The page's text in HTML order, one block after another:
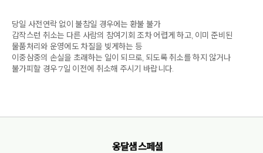
당일 사전연락 없이 불참일 경우에는 환불 불가
갑작스런 취소는 다른 사람의 참여기회 조차 어렵게 하고, 이미 준비된
물품처리와 운영에도 차질을 빚게하는 등
이중삼중의 손실을 초래하는 일이 되므로, 되도록 취소를 하지 않거나
불가피할 경우 7일 이전에 취소해 주시기 바랍니다.
옹달샘 스페셜